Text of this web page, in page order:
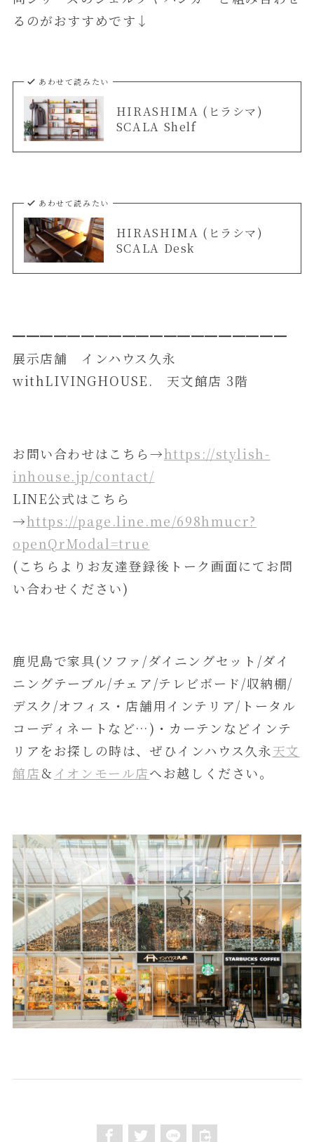
るのがおすすめです↓
あわせて読みたい
HIRASHIMA (ヒラシマ)
SCALA Shelf
あわせて読みたい
HIRASHIMA (ヒラシマ)
SCALA Desk
━━━━━━━━━━━━━━━━━━━━
展示店舗 インハウス久永
withLIVINGHOUSE. 天文館店 3階
お問い合わせはこちら→https://stylish-
inhouse.jp/contact/
LINE公式はこちら
→https://page.line.me/698hmucr?
openQrModal=true
(こちらよりお友達登録後トーク画面にてお問
い合わせください)
鹿児島で家具(ソファ/ダイニングセット/ダイ
ニングテーブル/チェア/テレビボード/収納棚/
デスク/オフィス・店舗用インテリア/トータル
コーディネートなど…)・カーテンなどインテ
リアをお探しの時は、ぜひインハウス久永天文
館店＆ イオンモール店へお越しください。